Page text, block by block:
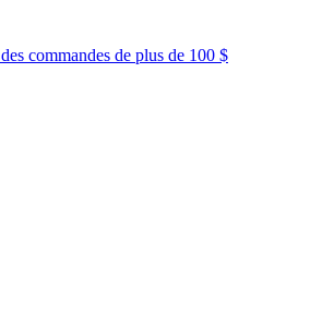
des commandes de plus de 100 $